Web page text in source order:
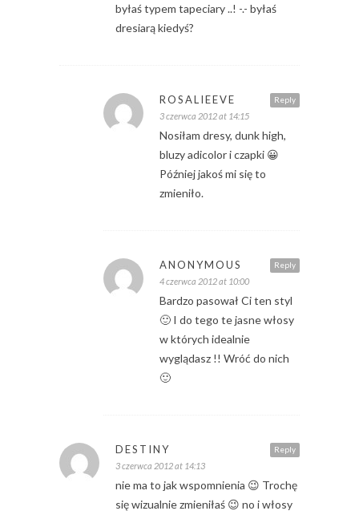
byłaś typem tapeciary ..! -.- byłaś
dresiarą kiedyś?
Reply
ROSALIEEVE
3 czerwca 2012 at 14:15
Nosiłam dresy, dunk high,
bluzy adicolor i czapki 😀
Później jakoś mi się to
zmieniło.
Reply
ANONYMOUS
4 czerwca 2012 at 10:00
Bardzo pasował Ci ten styl
🙂 I do tego te jasne włosy
w których idealnie
wyglądasz !! Wróć do nich
🙂
Reply
DESTINY
3 czerwca 2012 at 14:13
nie ma to jak wspomnienia 😉 Trochę
się wizualnie zmieniłaś 😉 no i włosy